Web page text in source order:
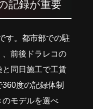
記録が重要
す。都市部での駐
前後ドラレコの
同日施工で工賃
度の記録体制
モデルを選べ